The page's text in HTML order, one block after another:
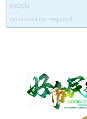
people
no sound no respond